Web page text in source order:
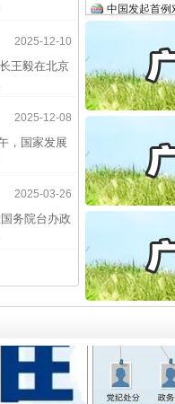
2025-12-10
王毅在北京
2025-12-08
，国家发展
2025-03-26
务院台办政
官方通报西安
最高检抗诉
事故致5死1
半生相守，
一纸欠条伤亲
26万保费，
传销头目出
四川省公安厅
中方对6家美
官方通报西
从“无产可执”